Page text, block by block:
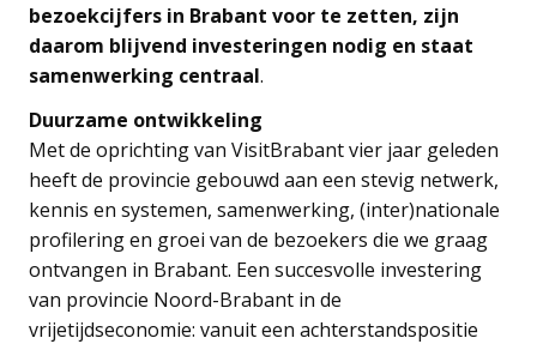
bezoekcijfers in Brabant voor te zetten, zijn
daarom blijvend investeringen nodig en staat
samenwerking centraal.
Duurzame ontwikkeling
Met de oprichting van VisitBrabant vier jaar geleden
heeft de provincie gebouwd aan een stevig netwerk,
kennis en systemen, samenwerking, (inter)nationale
profilering en groei van de bezoekers die we graag
ontvangen in Brabant. Een succesvolle investering
van provincie Noord-Brabant in de
vrijetijdseconomie: vanuit een achterstandspositie